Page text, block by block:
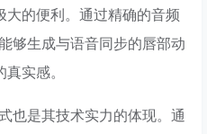
大的便利。通过精确的音频
够生成与语音同步的唇部动
实感。
也是其技术实力的体现。通